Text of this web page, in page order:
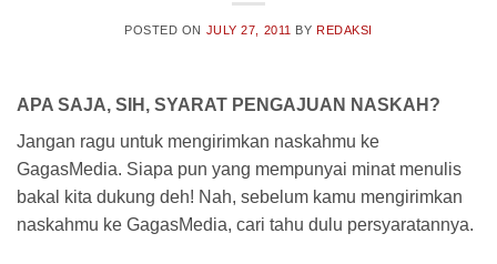
POSTED ON JULY 27, 2011 BY REDAKSI
APA SAJA, SIH, SYARAT PENGAJUAN NASKAH?
Jangan ragu untuk mengirimkan naskahmu ke
GagasMedia. Siapa pun yang mempunyai minat menulis
bakal kita dukung deh! Nah, sebelum kamu mengirimkan
naskahmu ke GagasMedia, cari tahu dulu persyaratannya.